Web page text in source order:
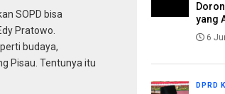
SOPD bisa
Pratowo.
budaya,
Pisau. Tentunya itu
yang
6
DPRD